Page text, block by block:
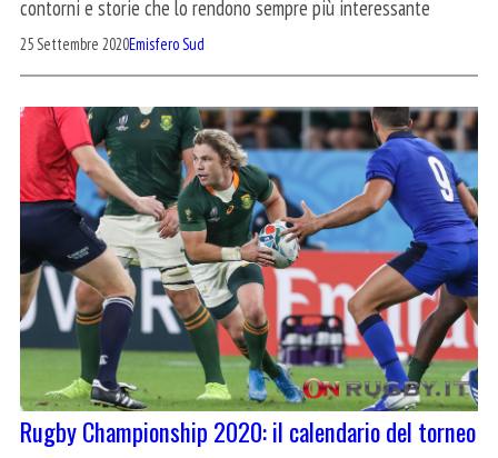
contorni e storie che lo rendono sempre più interessante
25 Settembre 2020Emisfero Sud
Rugby Championship 2020: il calendario del torneo